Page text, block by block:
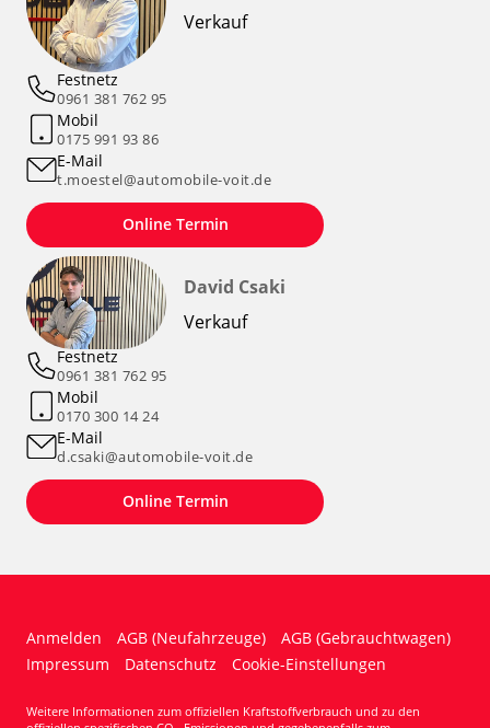
Verkauf
Festnetz
0961 381 762 95
Mobil
0175 991 93 86
E-Mail
t.moestel@automobile-voit.de
Online Termin
David Csaki
Verkauf
Festnetz
0961 381 762 95
Mobil
0170 300 14 24
E-Mail
d.csaki@automobile-voit.de
Online Termin
Anmelden AGB (Neufahrzeuge)
AGB (Gebrauchtwagen)
Impressum
Datenschutz Cookie-Einstellungen
Weitere Informationen zum offiziellen Kraftstoffverbrauch und zu den